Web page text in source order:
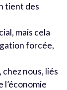
tient des
mais cela
forcée,
nous, liés
l’économie